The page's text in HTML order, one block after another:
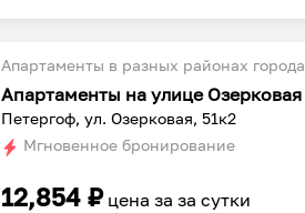
Апартаменты в разных районах города
Апартаменты на улице Озерковая
Петергоф, ул. Озерковая, 51к2
Мгновенное бронирование
12,854 ₽ цена заза сутки